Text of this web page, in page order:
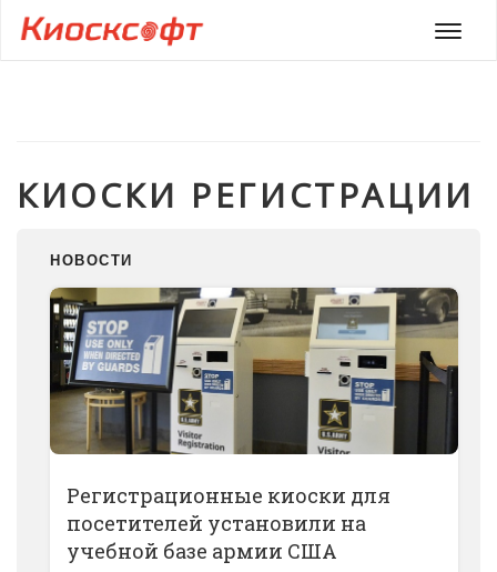
Меню
КИОСКИ РЕГИСТРАЦИИ
НОВОСТИ
Регистрационные киоски для
посетителей установили на
учебной базе армии США